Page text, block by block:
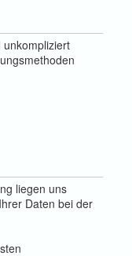
liegen uns
Daten bei der